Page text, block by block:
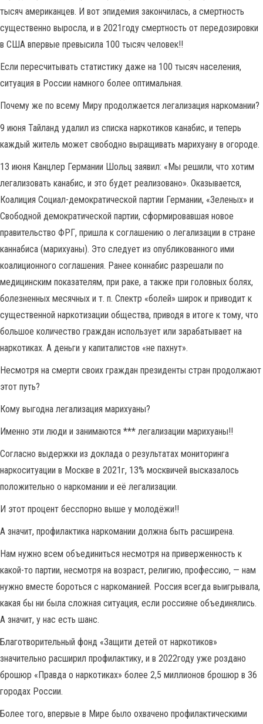
тысяч американцев. И вот эпидемия закончилась, а смертность
существенно выросла, и в 2021году смертность от передозировки
в США впервые превысила 100 тысяч человек!!
Если пересчитывать статистику даже на 100 тысяч населения,
ситуация в России намного более оптимальная.
Почему же по всему Миру продолжается легализация наркомании?
9 июня Тайланд удалил из списка наркотиков канабис, и теперь
каждый житель может свободно выращивать марихуану в огороде.
13 июня Канцлер Германии Шольц заявил: «Мы решили, что хотим
легализовать канабис, и это будет реализовано». Оказывается,
Коалиция Социал-демократической партии Германии, «Зеленых» и
Свободной демократической партии, сформировавшая новое
правительство ФРГ, пришла к соглашению о легализации в стране
каннабиса (марихуаны). Это следует из опубликованного ими
коалиционного соглашения. Ранее коннабис разрешали по
медицинским показателям, при раке, а также при головных болях,
болезненных месячных и т. п. Спектр «болей» широк и приводит к
существенной наркотизации общества, приводя в итоге к тому, что
большое количество граждан использует или зарабатывает на
наркотиках. А деньги у капиталистов «не пахнут».
Несмотря на смерти своих граждан президенты стран продолжают
этот путь?
Кому выгодна легализация марихуаны?
Именно эти люди и занимаются *** легализации марихуаны!!
Согласно выдержки из доклада о результатах мониторинга
наркоситуации в Москве в 2021г, 13% москвичей высказалось
положительно о наркомании и её легализации.
И этот процент бесспорно выше у молодёжи!!
А значит, профилактика наркомании должна быть расширена.
Нам нужно всем объединиться несмотря на приверженность к
какой-то партии, несмотря на возраст, религию, профессию, — нам
нужно вместе бороться с наркоманией. Россия всегда выигрывала,
какая бы ни была сложная ситуация, если россияне объединялись.
А значит, у нас есть шанс.
Благотворительный фонд «Защити детей от наркотиков»
значительно расширил профилактику, и в 2022году уже роздано
брошюр «Правда о наркотиках» более 2,5 миллионов брошюр в 36
городах России.
Более того, впервые в Мире было охвачено профилактическими